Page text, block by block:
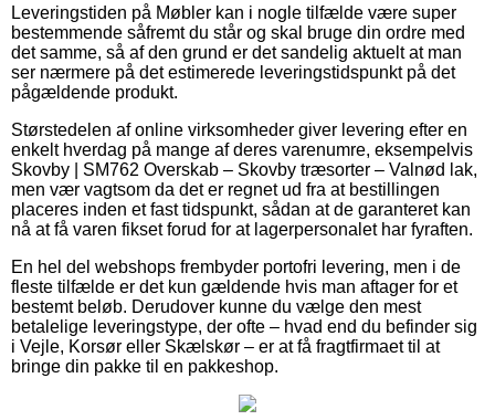
Leveringstiden på Møbler kan i nogle tilfælde være super
bestemmende såfremt du står og skal bruge din ordre med
det samme, så af den grund er det sandelig aktuelt at man
ser nærmere på det estimerede leveringstidspunkt på det
pågældende produkt.
Størstedelen af online virksomheder giver levering efter en
enkelt hverdag på mange af deres varenumre, eksempelvis
Skovby | SM762 Overskab – Skovby træsorter – Valnød lak,
men vær vagtsom da det er regnet ud fra at bestillingen
placeres inden et fast tidspunkt, sådan at de garanteret kan
nå at få varen fikset forud for at lagerpersonalet har fyraften.
En hel del webshops frembyder portofri levering, men i de
fleste tilfælde er det kun gældende hvis man aftager for et
bestemt beløb. Derudover kunne du vælge den mest
betalelige leveringstype, der ofte – hvad end du befinder sig
i Vejle, Korsør eller Skælskør – er at få fragtfirmaet til at
bringe din pakke til en pakkeshop.